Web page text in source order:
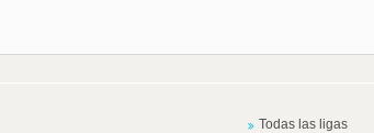
Todas las ligas